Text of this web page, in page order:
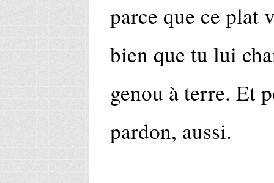
parce que ce plat
bien que tu lui
genou à terre. Et
pardon, aussi.